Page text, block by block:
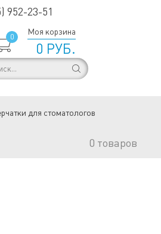
952-23-51
0
Моя корзина
0 РУБ.
для стоматологов
0 товаров